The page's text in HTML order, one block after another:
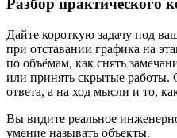
Разбор практического
Дайте короткую задачу под
при отставании графика на
по объёмам, как снять
или принять скрытые работы.
ответа, а на ход мысли и то,
Вы видите реальное
умение называть объекты.